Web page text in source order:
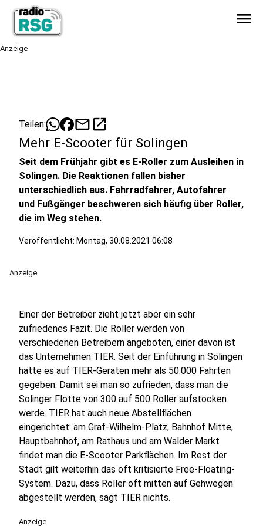
menu
Anzeige
Teilen: mailopen_in_new
Mehr E-Scooter für Solingen
Seit dem Frühjahr gibt es E-Roller zum Ausleihen in
Solingen. Die Reaktionen fallen bisher
unterschiedlich aus. Fahrradfahrer, Autofahrer
und Fußgänger beschweren sich häufig über Roller,
die im Weg stehen.
Veröffentlicht: Montag, 30.08.2021 06:08
Anzeige
Einer der Betreiber zieht jetzt aber ein sehr
zufriedenes Fazit. Die Roller werden von
verschiedenen Betreibern angeboten, einer davon ist
das Unternehmen TIER. Seit der Einführung in Solingen
hätte es auf TIER-Geräten mehr als 50.000 Fahrten
gegeben. Damit sei man so zufrieden, dass man die
Solinger Flotte von 300 auf 500 Roller aufstocken
werde. TIER hat auch neue Abstellflächen
eingerichtet: am Graf-Wilhelm-Platz, Bahnhof Mitte,
Hauptbahnhof, am Rathaus und am Walder Markt
findet man die E-Scooter Parkflächen. Im Rest der
Stadt gilt weiterhin das oft kritisierte Free-Floating-
System. Dazu, dass Roller oft mitten auf Gehwegen
abgestellt werden, sagt TIER nichts.
Anzeige